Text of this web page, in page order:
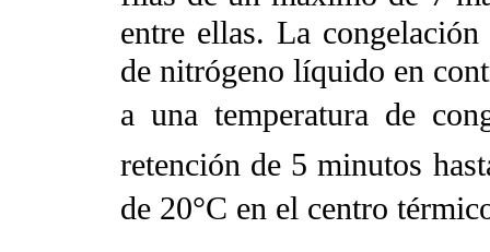
entre ellas. La
de nitrógeno líquido en
a una temperatura de
retención de 5 minutos
de 20°C en el centro